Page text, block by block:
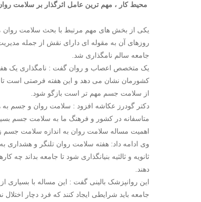
محیط کار ، مهم ترین عامل اثرگذار بر سلامت
یکی از بخش های مهم مرتبط با بحث سلامت روان
روزهای آن به مقوله ای دارای نقش از جمله
جامعه سالم نامگذاری شد.
یک متخصص اعصاب و روان گفت : نامگذاری یک
کشورمان نشان می دهد و این هفته فرصتی است تا
از سلامت جسم مهم تر است بازگو شود.
دکتر گودرز عکاشه افزود : سلامت روان و جسم به
متاسفانه در کشور و فرهنگ ما به سلامت جسم
اهمیت مساله سلامت روان به اندازه سلامت جسم
وی ادامه داد: هفته سلامت روان تلنگر و هشداری
ثانویه و ثالثیه بنیانگذاری شود تا جامعه بداند
دهند.
این روانپزشک بالینی گفت : این مساله با بسیاری
جامعه باید شرایطی ایجاد کنند که فرد دچار